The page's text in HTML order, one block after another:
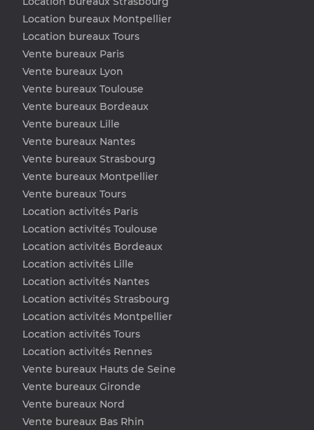
Location bureaux Montpellier
Location bureaux Tours
Vente bureaux Paris
Vente bureaux Lyon
Vente bureaux Toulouse
Vente bureaux Bordeaux
Vente bureaux Lille
Vente bureaux Nantes
Vente bureaux Strasbourg
Vente bureaux Montpellier
Vente bureaux Tours
Location activités Paris
Location activités Toulouse
Location activités Bordeaux
Location activités Lille
Location activités Nantes
Location activités Strasbourg
Location activités Montpellier
Location activités Tours
Location activités Rennes
Vente bureaux Hauts de Seine
Vente bureaux Gironde
Vente bureaux Nord
Vente bureaux Bas Rhin